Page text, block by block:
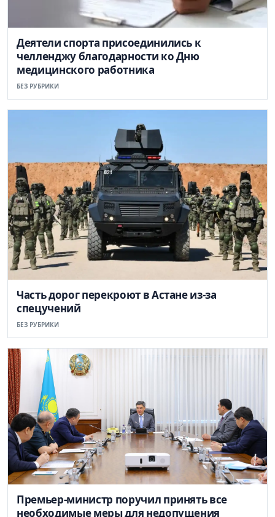
Деятели спорта присоединились к
челленджу благодарности ко Дню
медицинского работника
БЕЗ РУБРИКИ
Часть дорог перекроют в Астане из-за
спецучений
БЕЗ РУБРИКИ
Премьер-министр поручил принять все
необходимые меры для недопущения